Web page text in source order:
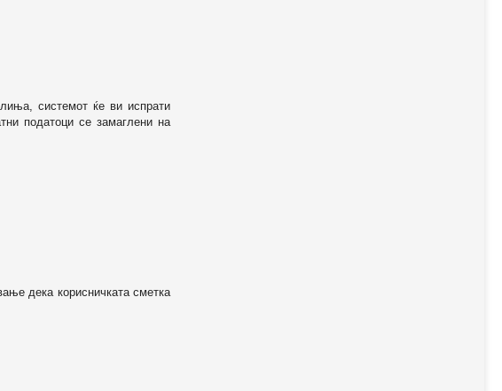
системот ќе ви испрати
податоци се замаглени на
дека корисничката сметка